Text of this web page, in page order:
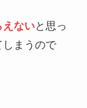
えないと思っ
まうので